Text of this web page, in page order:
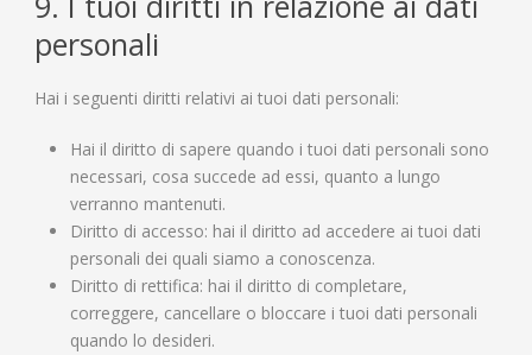
personali
Hai i seguenti diritti relativi ai tuoi dati personali:
Hai il diritto di sapere quando i tuoi dati personali sono
necessari, cosa succede ad essi, quanto a lungo
verranno mantenuti.
Diritto di accesso: hai il diritto ad accedere ai tuoi dati
personali dei quali siamo a conoscenza.
Diritto di rettifica: hai il diritto di completare,
correggere, cancellare o bloccare i tuoi dati personali
quando lo desideri.